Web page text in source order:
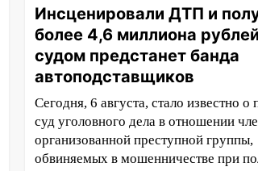
Инсценировали ДТП и
более 4,6 миллиона
судом предстанет банда
автоподставщиков
Сегодня, 6 августа, стало известно о
суд уголовного дела в отношении
организованной преступной группы,
обвиняемых в мошенничестве при